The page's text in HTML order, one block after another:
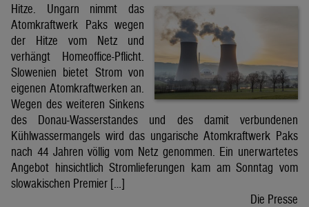
Hitze. Ungarn nimmt das
Atomkraftwerk Paks wegen
der Hitze vom Netz und
verhängt Homeoffice-Pflicht.
Slowenien bietet Strom von
eigenen Atomkraftwerken an.
Wegen des weiteren Sinkens
des Donau-Wasserstandes und des damit verbundenen
Kühlwassermangels wird das ungarische Atomkraftwerk Paks
nach 44 Jahren völlig vom Netz genommen. Ein unerwartetes
Angebot hinsichtlich Stromlieferungen kam am Sonntag vom
slowakischen Premier […]
Die Presse